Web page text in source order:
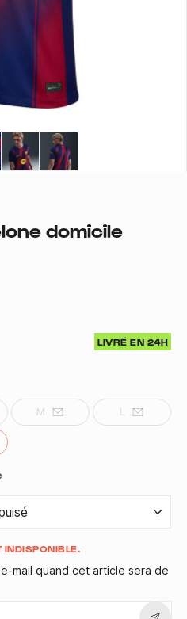
domicile
LIVRÉ EN 24H
M L
INDISPONIBLE.
mail quand cet article sera de